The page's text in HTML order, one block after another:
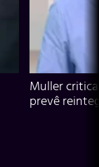
Muller
prevê